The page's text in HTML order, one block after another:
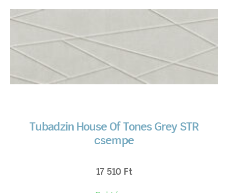
Tubadzin House Of Tones Grey STR
csempe
17 510 Ft